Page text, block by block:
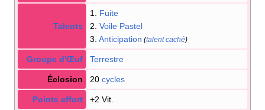
Talents
1. Fuite
2. Voile Pastel
3. Anticipation (talent caché)
Groupe d'Œuf Terrestre
Éclosion 20 cycles
Points effort +2 Vit.